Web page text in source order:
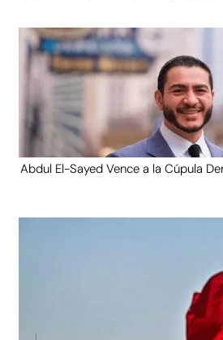
Abdul El-Sayed Vence a la Cúpula